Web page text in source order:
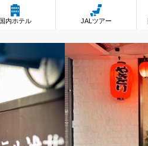
国内ホテル JALツアー